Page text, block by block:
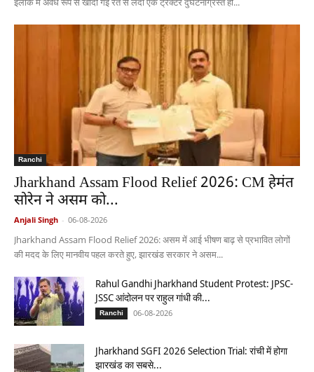
Ranchi
Jharkhand Assam Flood Relief 2026: CM हेमंत
सोरेन ने असम को...
Anjali Singh - 06-08-2026
Jharkhand Assam Flood Relief 2026: असम में आई भीषण बाढ़ से प्रभावित लोगों
की मदद के लिए मानवीय पहल करते हुए, झारखंड सरकार ने असम...
Rahul Gandhi Jharkhand Student Protest: JPSC-
JSSC आंदोलन पर राहुल गांधी की...
Ranchi 06-08-2026
Jharkhand SGFI 2026 Selection Trial: रांची में होगा
झारखंड का सबसे...